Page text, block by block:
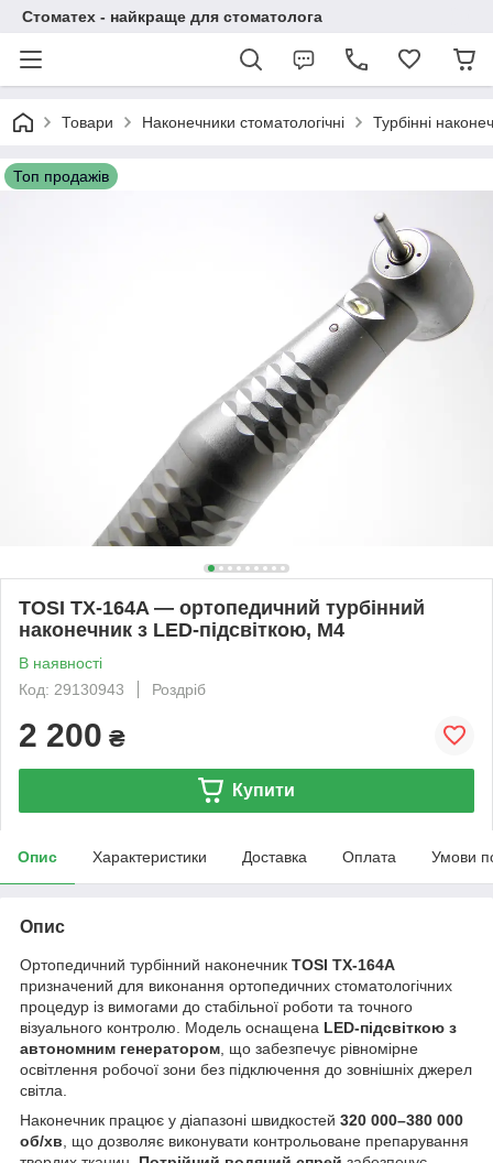
Стоматех - найкраще для стоматолога
Товари Наконечники стоматологічні Турбінні
Топ продажів
TOSI TX-164A — ортопедичний турбінний
наконечник з LED-підсвіткою, М4
В наявності
Код: 29130943
Роздріб
2 200 ₴
Купити
Опис Характеристики Доставка Оплата Умови
Опис
Ортопедичний турбінний наконечник TOSI TX-164A
призначений для виконання ортопедичних стоматологічних
процедур із вимогами до стабільної роботи та точного
візуального контролю. Модель оснащена LED-підсвіткою з
автономним генератором , що забезпечує рівномірне
освітлення робочої зони без підключення до зовнішніх джерел
світла.
Наконечник працює у діапазоні швидкостей 320 000–380 000
об/хв , що дозволяє виконувати контрольоване препарування